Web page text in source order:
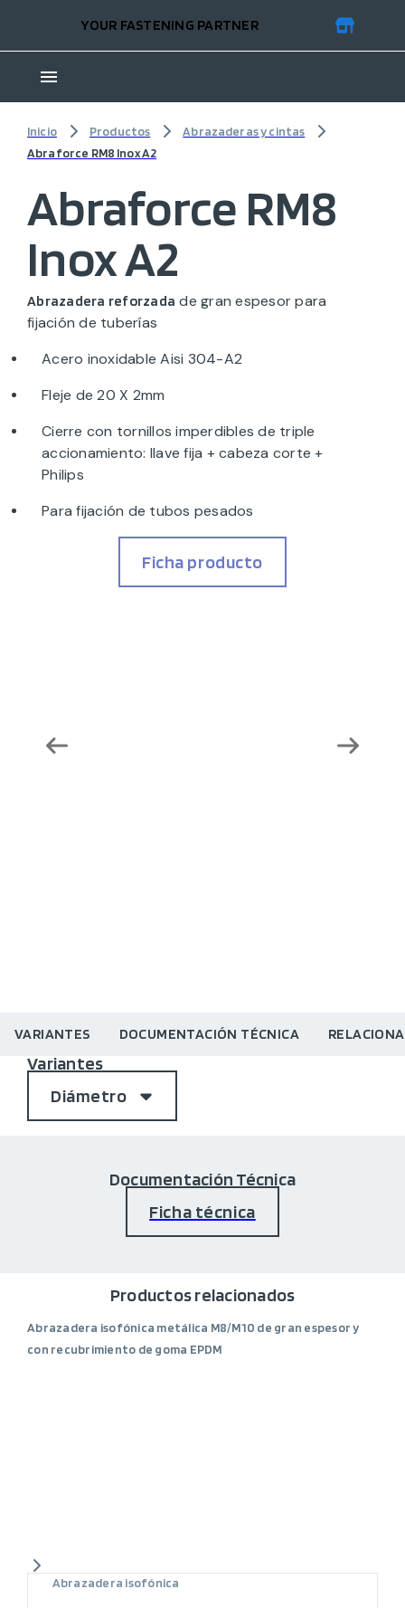
YOUR FASTENING PARTNER
Inicio Productos
Abrazaderas y cintas
Abraforce RM8 Inox A2
Abraforce RM8
Inox A2
Abrazadera reforzada de gran espesor para
fijación de tuberías
Acero inoxidable Aisi 304-A2
Fleje de 20 X 2mm
Cierre con tornillos imperdibles de triple
accionamiento: llave fija + cabeza corte +
Philips
Para fijación de tubos pesados
Ficha producto
VARIANTES DOCUMENTACIÓN TÉCNICA
Variantes
Diámetro
Documentación Técnica
Ficha técnica
Productos relacionados
Abrazadera isofónica metálica M8/M10 de gran espesor y
con recubrimiento de goma EPDM
Abrazadera isofónica